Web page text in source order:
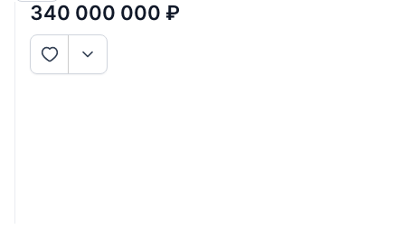
отделан и меблирован, готов к постоянному проживанию.
340 000 000 ₽